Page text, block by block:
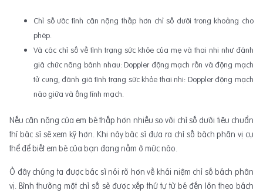
Chỉ số ước tính cân nặng thấp hơn chỉ số dưới trong khoảng cho
phép.
Và các chỉ số về tình trạng sức khỏe của mẹ và thai nhi như đánh
giá chức năng bánh nhau: Doppler động mạch rốn và động mạch
tử cung, đánh giá tình trạng sức khỏe thai nhi: Doppler động mạch
não giữa và ống tĩnh mạch.
Nếu cân nặng của em bé thấp hơn nhiều so với chỉ số dưới tiêu chuẩn
thì bác sĩ sẽ xem kỹ hơn. Khi này bác sĩ đưa ra chỉ số bách phân vị cụ
thể để biết em bé của bạn đang nằm ở mức nào.
Ở đây chúng ta được bác sĩ nói rõ hơn về khái niệm chỉ số bách phân
vị. Bình thường một chỉ số sẽ được xếp thứ tự từ bé đến lớn theo bách